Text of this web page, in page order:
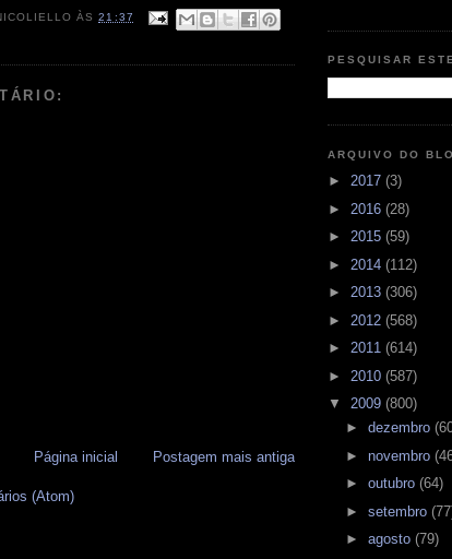
ÀS21:37
Postagem mais antiga
Página inicial
(Atom)
PESQUISAR
ARQUIVO DO
► 2017 (3)
► 2016 (28)
► 2015 (59)
► 2014 (112)
► 2013 (306)
► 2012 (568)
► 2011 (614)
► 2010 (587)
▼ 2009 (800)
► dezembro
► novembro
► outubro (64)
► setembro
► agosto (79)